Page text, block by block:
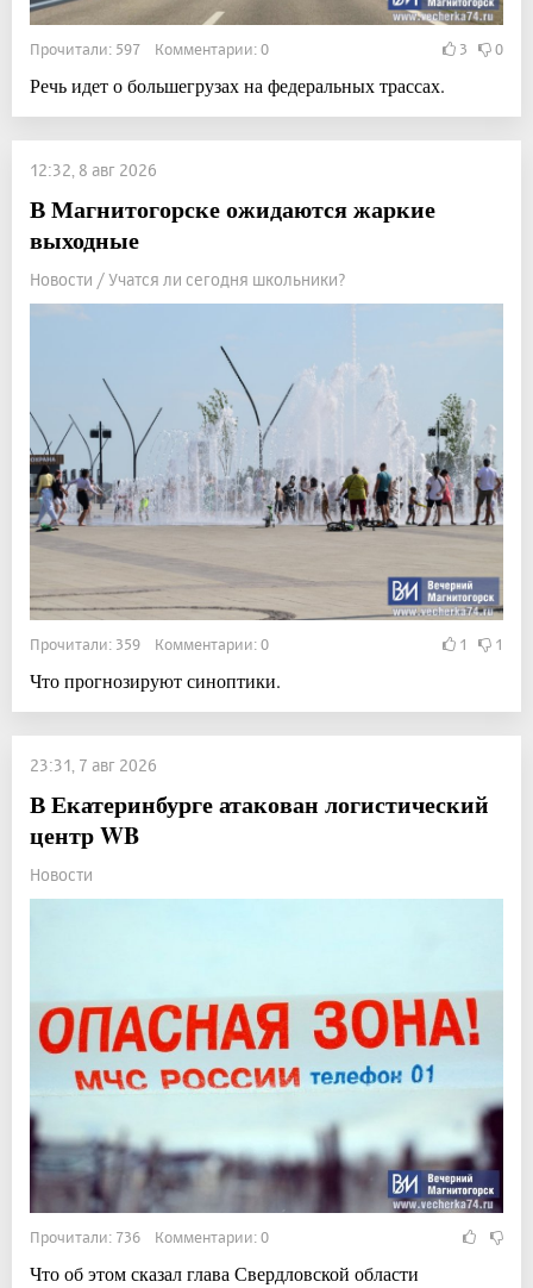
Прочитали: 597 Комментарии: 0 3 0
Речь идет о большегрузах на федеральных трассах.
12:32, 8 авг 2026
В Магнитогорске ожидаются жаркие
выходные
Новости / Учатся ли сегодня школьники?
Прочитали: 359 Комментарии: 0 1 1
Что прогнозируют синоптики.
23:31, 7 авг 2026
В Екатеринбурге атакован логистический
центр WB
Новости
Прочитали: 736 Комментарии: 0
Что об этом сказал глава Свердловской области